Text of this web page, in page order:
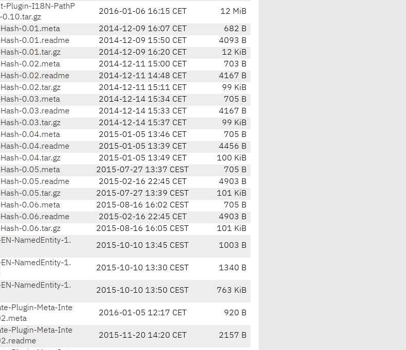
Plugin-I18N-PathP
0.10.tar.gz
2016-01-06 16:15 CET 12 MiB
0.01.meta 2014-12-09 16:07 CET
682 B
0.01.readme
2014-12-09 15:50 CET
4093 B
0.01.tar.gz
2014-12-09 16:20 CET
12 KiB
0.02.meta
2014-12-11 15:00 CET
703 B
0.02.readme
2014-12-11 14:48 CET
4167 B
0.02.tar.gz
2014-12-11 15:11 CET
99 KiB
0.03.meta
2014-12-14 15:34 CET
705 B
0.03.readme
2014-12-14 15:33 CET
4167 B
0.03.tar.gz
2014-12-14 15:37 CET
99 KiB
0.04.meta
2015-01-05 13:46 CET
705 B
0.04.readme
2015-01-05 13:39 CET
4456 B
0.04.tar.gz
2015-01-05 13:49 CET
100 KiB
0.05.meta
2015-07-27 13:37 CEST
705 B
0.05.readme
2015-02-16 22:45 CET
4903 B
0.05.tar.gz
2015-07-27 13:39 CEST
101 KiB
0.06.meta
2015-08-16 16:02 CEST
705 B
0.06.readme
2015-02-16 22:45 CET
4903 B
0.06.tar.gz
2015-08-16 16:05 CEST
101 KiB
NamedEntity-1.
2015-10-10 13:45 CEST 1003 B
NamedEntity-1.
2015-10-10 13:30 CEST 1340 B
NamedEntity-1.
2015-10-10 13:50 CEST 763 KiB
Plugin-Meta-Inte
2016-01-05 12:17 CET 920 B
Plugin-Meta-Inte
2015-11-20 14:20 CET 2157 B